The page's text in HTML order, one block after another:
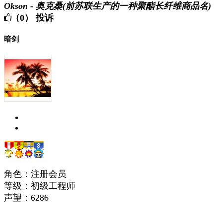
Okson - 奥克桑(前苏联生产的一种聚酯长纤维商品名)
（0）
投诉
暗剑
角色：注册会员
等级：初级工程师
声望： 6286